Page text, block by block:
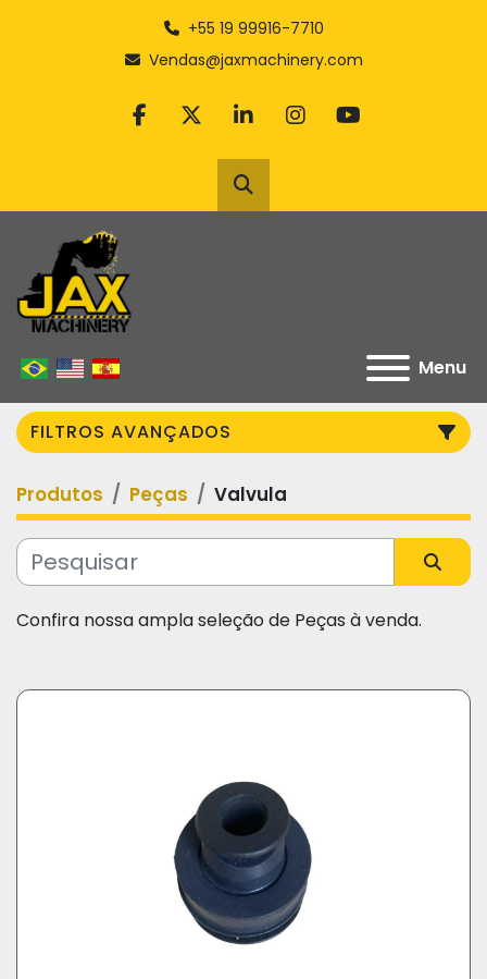
+55 19 99916-7710
Vendas@jaxmachinery.com
facebook
twitterlinkedininstagram
youtube
Pesquisar
Menu
FILTROS AVANÇADOS
Categoria
Fabricante
Produtos Peças Valvula
Confira nossa ampla seleção de Peças à venda.